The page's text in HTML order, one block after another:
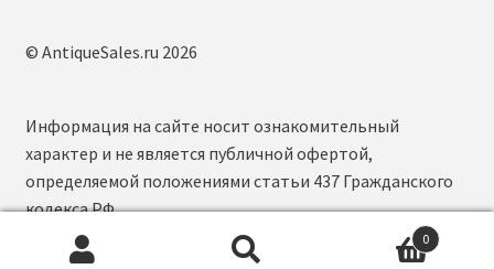
© AntiqueSales.ru 2026
0
Информация на сайте носит ознакомительный
характер и не является публичной офертой,
определяемой положениями статьи 437 Гражданского
кодекса РФ.